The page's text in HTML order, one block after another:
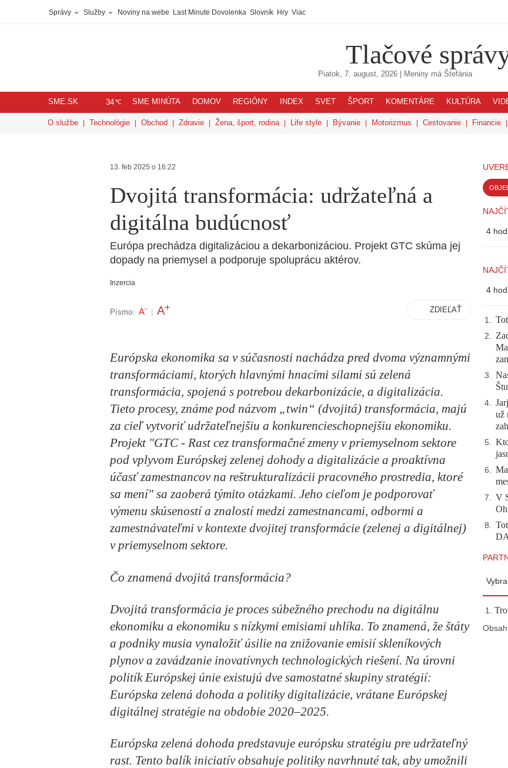
Správy Služby Noviny na webe Last Minute Dovolenka Slovník Hry Viac
Tlačové
Piatok, 7. august, 2026 | Meniny má Štefánia
SME.SK 34℃ SME MINÚTA DOMOV REGIÓNY INDEX SVET ŠPORT KOMENTÁRE KULTÚRA
O službe Technológie Obchod Zdravie Žena, šport, rodina Life style Bývanie Motorizmus Cestovanie Financie
13. feb 2025 o 16:22
Dvojitá transformácia: udržateľná a
digitálna budúcnosť
Európa prechádza digitalizáciou a dekarbonizáciou. Projekt GTC skúma jej
dopady na priemysel a podporuje spoluprácu aktérov.
Inzercia
Písmo: A- A+ ZDIEĽAŤ
Európska ekonomika sa v súčasnosti nachádza pred dvoma významnými
transformáciami, ktorých hlavnými hnacími silami sú zelená
transformácia, spojená s potrebou dekarbonizácie, a digitalizácia.
Tieto procesy, známe pod názvom „twin“ (dvojitá) transformácia, majú
za cieľ vytvoriť udržateľnejšiu a konkurencieschopnejšiu ekonomiku.
Projekt "GTC - Rast cez transformačné zmeny v priemyselnom sektore
pod vplyvom Európskej zelenej dohody a digitalizácie a proaktívna
účasť zamestnancov na reštrukturalizácii pracovného prostredia, ktoré
sa mení" sa zaoberá týmito otázkami. Jeho cieľom je podporovať
výmenu skúseností a znalostí medzi zamestnancami, odbormi a
zamestnávateľmi v kontexte dvojitej transformácie (zelenej a digitálnej)
v priemyselnom sektore.
Čo znamená dvojitá transformácia?
Dvojitá transformácia je proces súbežného prechodu na digitálnu
ekonomiku a ekonomiku s nízkymi emisiami uhlíka. To znamená, že štáty
a podniky musia vynaložiť úsilie na znižovanie emisií skleníkových
plynov a zavádzanie inovatívnych technologických riešení. Na úrovni
politík Európskej únie existujú dve samostatné skupiny stratégií:
Európska zelená dohoda a politiky digitalizácie, vrátane Európskej
digitálnej stratégie na obdobie 2020–2025.
Európska zelená dohoda predstavuje európsku stratégiu pre udržateľný
rast. Tento balík iniciatív obsahuje politiky navrhnuté tak, aby umožnili
4
4
1.
2.
3.
4.
už
5.
6.
7. V
8.